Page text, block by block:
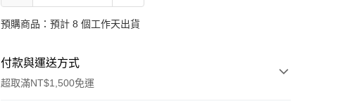
預購商品：預計 8 個工作天出貨
付款與運送方式
超取滿NT$1,500免運